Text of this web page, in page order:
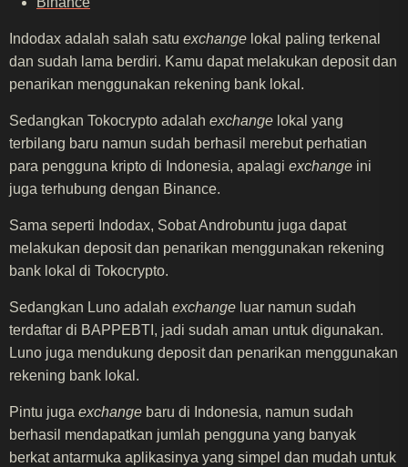
Indodax adalah salah satu exchange lokal paling terkenal
dan sudah lama berdiri. Kamu dapat melakukan deposit dan
penarikan menggunakan rekening bank lokal.
Sedangkan Tokocrypto adalah exchange lokal yang
terbilang baru namun sudah berhasil merebut perhatian
para pengguna kripto di Indonesia, apalagi exchange ini
juga terhubung dengan Binance.
Sama seperti Indodax, Sobat Androbuntu juga dapat
melakukan deposit dan penarikan menggunakan rekening
bank lokal di Tokocrypto.
Sedangkan Luno adalah exchange luar namun sudah
terdaftar di BAPPEBTI, jadi sudah aman untuk digunakan.
Luno juga mendukung deposit dan penarikan menggunakan
rekening bank lokal.
Pintu juga exchange baru di Indonesia, namun sudah
berhasil mendapatkan jumlah pengguna yang banyak
berkat antarmuka aplikasinya yang simpel dan mudah untuk